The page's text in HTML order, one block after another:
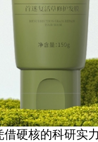
硬核的科研实